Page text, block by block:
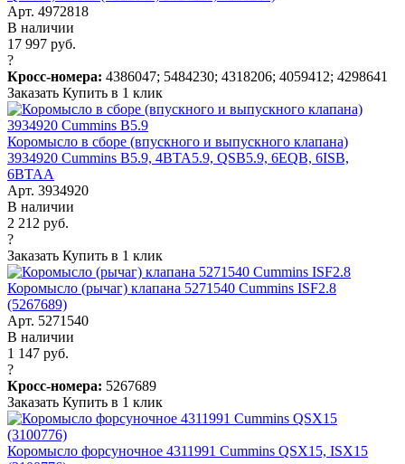
Арт. 4972818
В наличии
17 997 руб.
?
Кросс-номера: 4386047; 5484230; 4318206; 4059412; 4298641
Заказать Купить в 1 клик
Коромысло в сборе (впускного и выпускного клапана)
3934920 Cummins B5.9, 4BTA5.9, QSB5.9, 6EQB, 6ISB,
6BTAA
Арт. 3934920
В наличии
2 212 руб.
?
Заказать Купить в 1 клик
Коромысло (рычаг) клапана 5271540 Cummins ISF2.8
(5267689)
Арт. 5271540
В наличии
1 147 руб.
?
Кросс-номера: 5267689
Заказать Купить в 1 клик
Коромысло форсуночное 4311991 Cummins QSX15, ISX15